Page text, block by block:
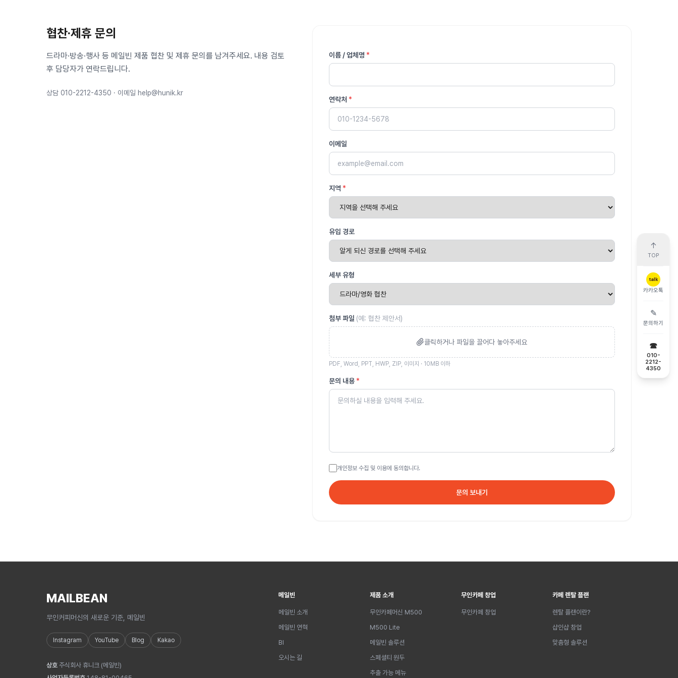
협찬·제휴 문의
드라마·방송·행사 등 메일빈 제품 협찬 및 제휴 문의를 남겨주세요. 내용 검토
후 담당자가 연락드립니다.
상담 010-2212-4350 · 이메일 help@hunik.kr
이름 / 업체명 *
연락처 *
이메일
지역 *
유입 경로
세부 유형
첨부 파일 (예: 협찬 제안서)
클릭하거나 파일을 끌어다 놓아주세요
PDF, Word, PPT, HWP, ZIP, 이미지 · 10 MB 이하
문의 내용 *
개인정보 수집 및 이용에 동의합니다.
문의 보내기
MAILBEAN
무인커피머신의 새로운 기준, 메일빈
Instagram YouTube Blog Kakao
상호 주식회사 휴니크 (메일빈)
메일빈
메일빈 소개
메일빈 연혁
BI
오시는 길
제품 소개
무인카페머신 M500
M500 Lite
메일빈 솔루션
스페셜티 원두
추출 가능 메뉴
무인카페 창업
무인카페 창업
카페 렌탈 플랜
렌탈 플랜이란?
샵인샵 창업
맞춤형 솔루션
↑
TOP
talk
카카오톡
✎
문의하기
☎
010-
2212-
4350